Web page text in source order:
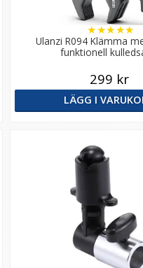
Ulanzi R094 Klämma
funktionell
★★★★★
299 kr
LÄGG I